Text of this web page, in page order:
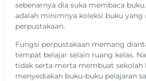
sebenarnya dia suka membaca
adalah minimnya koleksi buku yang
perpustakaan.
Fungsi perpustakaan memang
tempat belajar selain ruang kelas.
tidak serta merta membuat sekolah
menyediakan buku-buku pelajaran